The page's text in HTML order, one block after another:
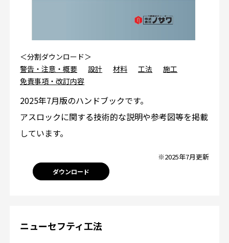
＜分割ダウンロード＞
警告・注意・概要
設計 材料 工法
施工
免責事項・改訂内容
2025年7月版のハンドブックです。
アスロックに関する技術的な説明や参考図等を掲載
しています。
※2025年7月更新
ダウンロード
ニューセフティ工法